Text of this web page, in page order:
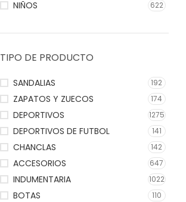
NIÑOS 622
TIPO DE PRODUCTO
SANDALIAS 192
ZAPATOS Y ZUECOS 174
DEPORTIVOS 1275
DEPORTIVOS DE FUTBOL 141
CHANCLAS 142
ACCESORIOS 647
INDUMENTARIA 1022
BOTAS 110